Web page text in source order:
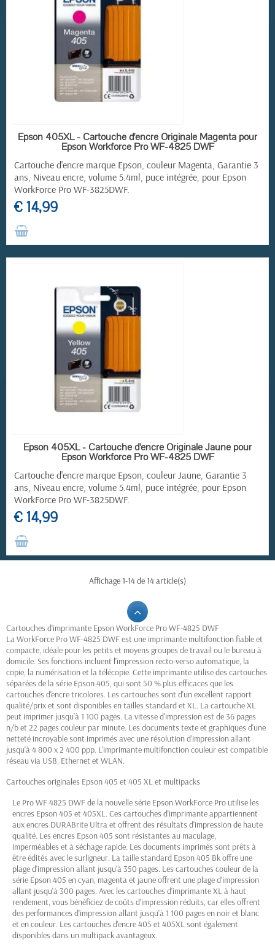
RUPTURE DE STOCK
Epson 405XL - Cartouche d'encre Originale Magenta pour
Epson Workforce Pro WF-4825 DWF
Cartouche d'encre marque Epson, couleur Magenta, Garantie 3
ans, Niveau encre, volume 5.4ml, puce intégrée, pour Epson
WorkForce Pro WF-3825DWF.
€ 14,99
RUPTURE DE STOCK
Epson 405XL - Cartouche d'encre Originale Jaune pour
Epson Workforce Pro WF-4825 DWF
Cartouche d'encre marque Epson, couleur Jaune, Garantie 3
ans, Niveau encre, volume 5.4ml, puce intégrée, pour Epson
WorkForce Pro WF-3825DWF.
€ 14,99
Affichage 1-14 de 14 article(s)
Cartouches d'imprimante Epson WorkForce Pro WF-4825 DWF
La WorkForce Pro WF-4825 DWF est une imprimante multifonction fiable et
compacte, idéale pour les petits et moyens groupes de travail ou le bureau à
domicile.Ses fonctions incluent l'impression recto-verso automatique, la
copie, la numérisation et la télécopie.Cette imprimante utilise des cartouches
séparées de la série Epson 405, qui sont 50 % plus efficaces que les
cartouches d'encre tricolores. Les cartouches sont d'un excellent rapport
qualité/prix et sont disponibles en tailles standard et XL. La cartouche XL
peut imprimer jusqu'à 1 100 pages. La vitesse d'impression est de 36 pages
n/b et 22 pages couleur par minute. Les documents texte et graphiques d'une
netteté incroyable sont imprimés avec une résolution d'impression allant
jusqu'à 4 800 x 2 400 ppp. L'imprimante multifonction couleur est compatible
réseau via USB, Ethernet et WLAN.
Cartouches originales Epson 405 et 405 XL et multipacks
Le Pro WF 4825 DWF de la nouvelle série Epson WorkForce Pro utilise les
encres Epson 405 et 405XL.Ces cartouches d'imprimante appartiennent
aux encres DURABrite Ultra et offrent des résultats d'impression de haute
qualité. Les encres Epson 405 sont résistantes au maculage,
imperméables et à séchage rapide. Les documents imprimés sont prêts à
être édités avec le surligneur. La taille standard Epson 405 Bk offre une
plage d'impression allant jusqu'à 350 pages. Les cartouches couleur de la
série Epson 405 en cyan, magenta et jaune offrent une plage d'impression
allant jusqu'à 300 pages.Avec les cartouches d'imprimante XL à haut
rendement, vous bénéficiez de coûts d'impression réduits, car elles offrent
des performances d'impression allant jusqu'à 1 100 pages en noir et blanc
et en couleur. Les cartouches d'encre 405 et 405XL sont également
disponibles dans un multipack avantageux.